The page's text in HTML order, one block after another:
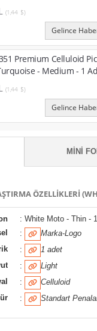
(1,44 $)
Gelince
Premium Celluloid
- Medium - 1
(1,44 $)
Gelince
MINI
ÖZELLIKLERI
: White Moto - Thin -
:
Marka-Logo
:
1 adet
:
Light
:
Celluloid
: Standart